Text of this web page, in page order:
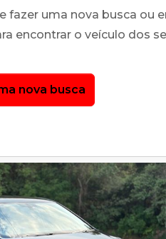
fazer uma nova busca ou
encontrar o veículo dos
nova busca